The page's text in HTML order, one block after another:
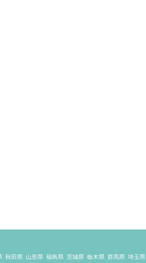
秋田県 山形県 福島県 茨城県 栃木県 群馬県 埼玉県